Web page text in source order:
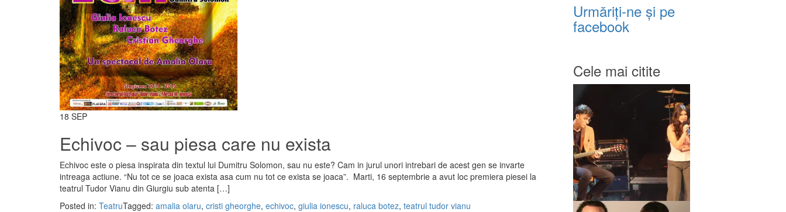
18 SEP
Echivoc – sau piesa care nu exista
Echivoc este o piesa inspirata din textul lui Dumitru Solomon, sau nu este? Cam in jurul unori intrebari de acest gen se invarte
intreaga actiune. “Nu tot ce se joaca exista asa cum nu tot ce exista se joaca”. Marti, 16 septembrie a avut loc premiera piesei la
teatrul Tudor Vianu din Giurgiu sub atenta […]
Posted in: TeatruTagged: amalia olaru, cristi gheorghe, echivoc, giulia ionescu, raluca botez, teatrul tudor vianu
Urmăriți-ne și pe
facebook
Cele mai citite